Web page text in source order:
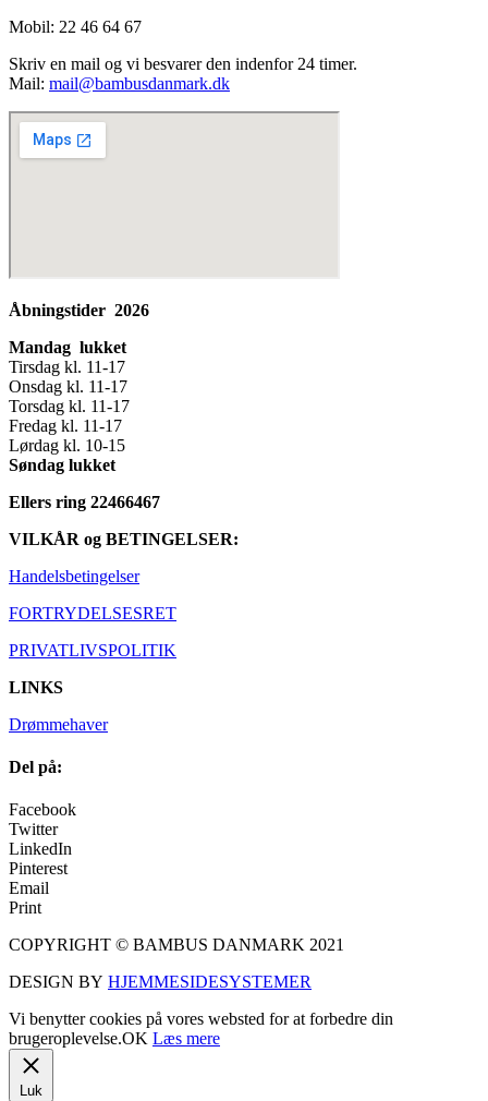
Mobil: 22 46 64 67
Skriv en mail og vi besvarer den indenfor 24 timer.
Mail: mail@bambusdanmark.dk
Åbningstider 2026
Mandag lukket
Tirsdag kl. 11-17
Onsdag kl. 11-17
Torsdag kl. 11-17
Fredag kl. 11-17
Lørdag kl. 10-15
Søndag lukket
Ellers ring 22466467
VILKÅR og BETINGELSER:
Handelsbetingelser
FORTRYDELSESRET
PRIVATLIVSPOLITIK
LINKS
Drømmehaver
Del på:
Facebook
Twitter
LinkedIn
Pinterest
Email
Print
COPYRIGHT © BAMBUS DANMARK 2021
DESIGN BY HJEMMESIDESYSTEMER
Vi benytter cookies på vores websted for at forbedre din
brugeroplevelse.OK Læs mere
Luk